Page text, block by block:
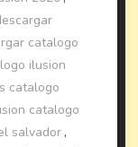
catalogo
ilusion
catalogo
catalogo
salvador ,